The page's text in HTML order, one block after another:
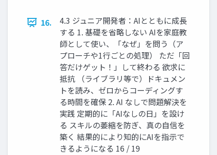
16.
4.3 ジュニア開発者：AIとともに成長
する 1. 基礎を省略しない AIを家庭教
師として使い、「なぜ」を問う（ア
プローチや1行ごとの処理） ただ「回
答だけゲット！」して終わる 欲求に
抵抗 （ライブラリ等で）ドキュメン
トを読み、ゼロからコーディングす
る時間を確保 2. AI なしで問題解決を
実践 定期的に「AIなしの日」を設け
る スキルの萎縮を防ぎ、真の自信を
築く 結果的により知的にAIを指示で
きるようになる 16 / 19